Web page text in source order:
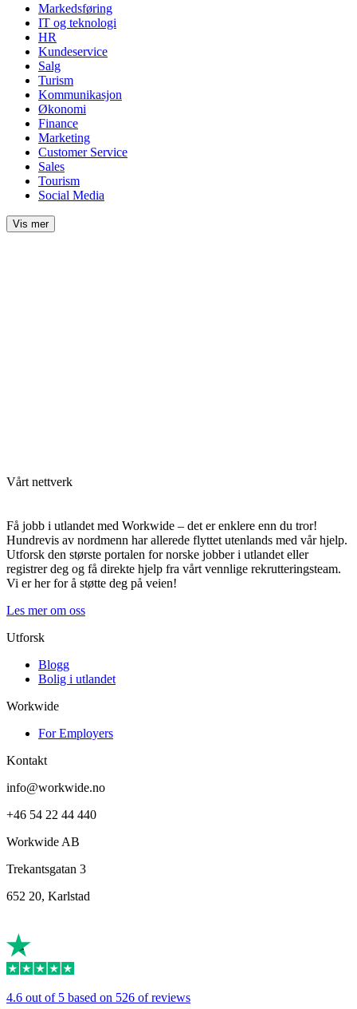
Markedsføring
IT og teknologi
HR
Kundeservice
Salg
Turism
Kommunikasjon
Økonomi
Finance
Marketing
Customer Service
Sales
Tourism
Social Media
Vis mer
Vårt nettverk
Få jobb i utlandet med Workwide – det er enklere enn du tror!
Hundrevis av nordmenn har allerede flyttet utenlands med vår hjelp.
Utforsk den største portalen for norske jobber i utlandet eller
registrer deg og få direkte hjelp fra vårt vennlige rekrutteringsteam.
Vi er her for å støtte deg på veien!
Les mer om oss
Utforsk
Blogg
Bolig i utlandet
Workwide
For Employers
Kontakt
info@workwide.no
+46 54 22 44 440
Workwide AB
Trekantsgatan 3
652 20, Karlstad
4.6 out of 5 based on 526 of reviews